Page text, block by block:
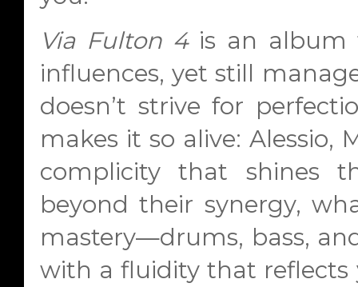
Via Fulton 4is an album
influences, yet still
doesn’t strive for
makes it so alive: Alessio,
complicity that shines
beyond their synergy,
mastery—drums, bass,
with a fluidity that